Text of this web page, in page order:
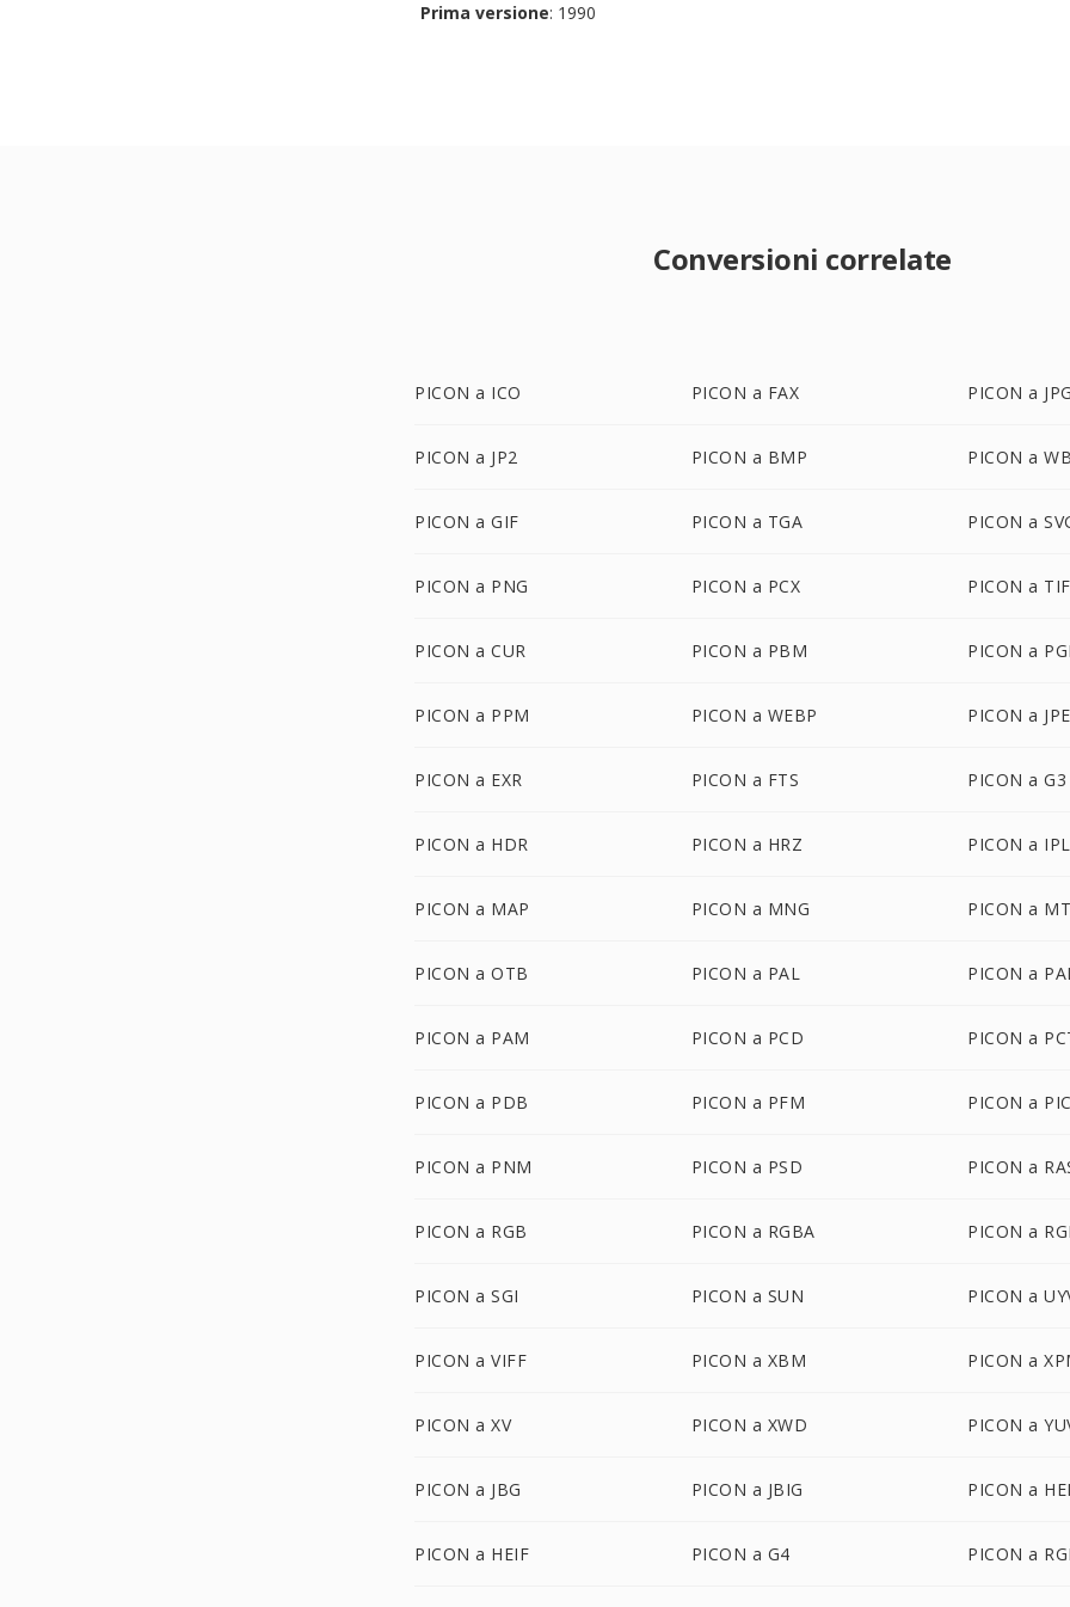
Prima versione: 1990
Conversioni correlate
PICON a ICO PICON a FAX PICON a JPG
PICON a JP2 PICON a BMP PICON a
PICON a GIF PICON a TGA PICON a
PICON a PNG PICON a PCX PICON a
PICON a CUR PICON a PBM PICON a
PICON a PPM PICON a WEBP PICON a
PICON a EXR PICON a FTS PICON a G3
PICON a HDR PICON a HRZ PICON a IPL
PICON a MAP PICON a MNG PICON a
PICON a OTB PICON a PAL PICON a
PICON a PAM PICON a PCD PICON a
PICON a PDB PICON a PFM PICON a
PICON a PNM PICON a PSD PICON a
PICON a RGB PICON a RGBA PICON a
PICON a SGI PICON a SUN PICON a
PICON a VIFF PICON a XBM PICON a
PICON a XV PICON a XWD PICON a
PICON a JBG PICON a JBIG PICON a
PICON a HEIF PICON a G4 PICON a